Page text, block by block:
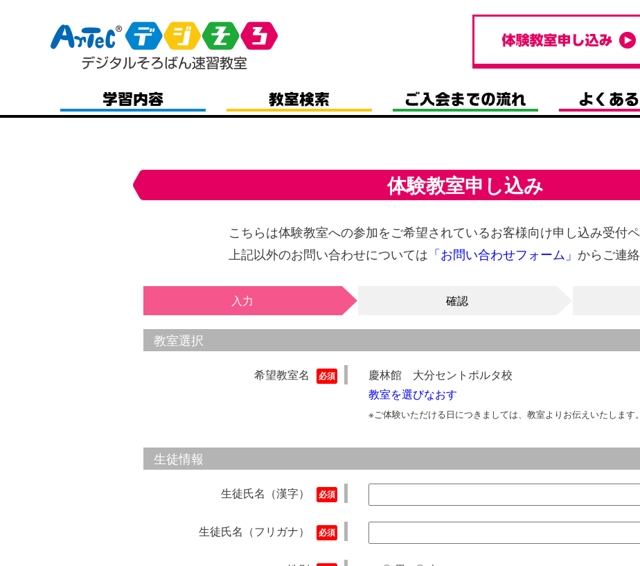
体験教室申し込み
こちらは体験教室への参加をご希望されているお客様向け申し込み受付ペ
上記以外のお問い合わせについては 「お問い合わせフォーム」 からご連
入力 確認
教室選択
希望教室名
慶林館 大分セントポルタ校
教室を選びなおす
※ご体験いただける日につきましては、教室よりお伝えいたします。
生徒情報
生徒氏名（漢字）
生徒氏名（フリガナ）